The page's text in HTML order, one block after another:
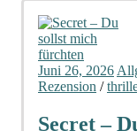
Juni 26, 2026
Rezension /
Secret –